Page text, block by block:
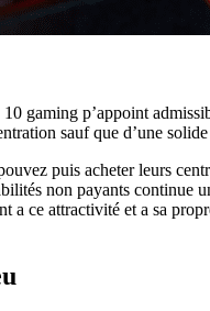
gaming p’appoint
sauf que d’une
puis acheter leurs
non payants continue
a ce attractivité et a sa